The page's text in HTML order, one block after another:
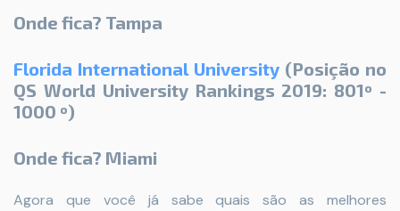
Onde fica? Tampa
Florida International University (Posição no
QS World University Rankings 2019: 801º -
1000 º)
Onde fica? Miami
Agora que você já sabe quais são as melhores